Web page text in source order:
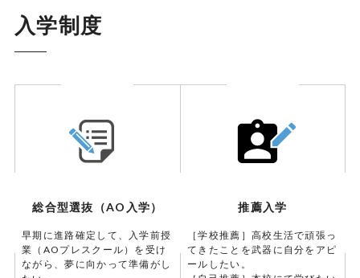
入学制度
総合型選抜（AO入学）
早期に進路確定して、入学前授
業（AOプレスクール）を受け
ながら、夢に向かって準備がし
推薦入学
［学校推薦］高校生活で頑張っ
てきたことを武器に自分をアピ
ールしたい。